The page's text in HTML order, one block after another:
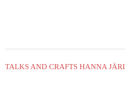
TALKS AND CRAFTS HANNA